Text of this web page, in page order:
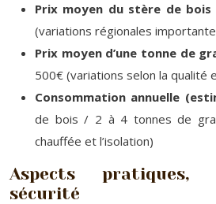
Prix moyen du stère de bois
(variations régionales
Prix moyen d’une tonne de
500€ (variations selon la qualité
Consommation annuelle
de bois / 2 à 4 tonnes de
chauffée et l’isolation)
Aspects
sécurité